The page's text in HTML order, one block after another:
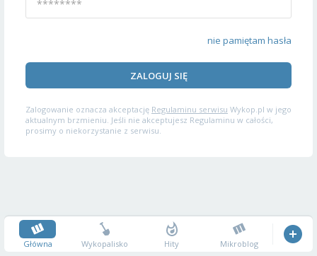
nie pamiętam hasła
ZALOGUJ SIĘ
Zalogowanie oznacza akceptację Regulaminu serwisu Wykop.pl w jego
aktualnym brzmieniu. Jeśli nie akceptujesz Regulaminu w całości,
prosimy o niekorzystanie z serwisu.
Główna Wykopalisko Hity Mikroblog